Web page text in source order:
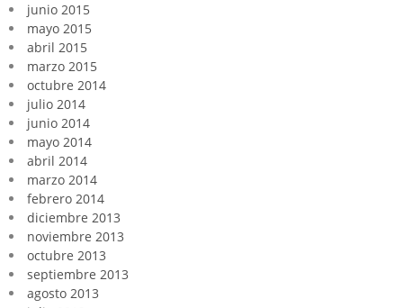
junio 2015
mayo 2015
abril 2015
marzo 2015
octubre 2014
julio 2014
junio 2014
mayo 2014
abril 2014
marzo 2014
febrero 2014
diciembre 2013
noviembre 2013
octubre 2013
septiembre 2013
agosto 2013